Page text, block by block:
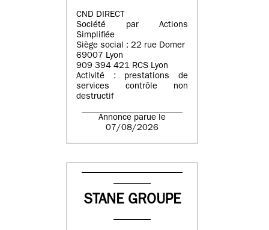
CND DIRECT
Société par Actions
Simplifiée
Siège social : 22 rue Domer
69007 Lyon
909 394 421 RCS Lyon
Activité : prestations de
services contrôle non
destructif
Annonce parue le
07/08/2026
STANE GROUPE